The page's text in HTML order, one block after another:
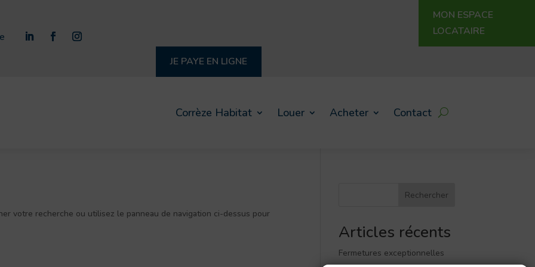
MON ESPACE
LOCATAIRE
JE PAYE EN LIGNE
Corrèze Habitat Louer Acheter Contact
votre recherche ou utilisez le panneau de navigation ci-dessus pour
Rechercher
Articles récents
Fermetures exceptionnelles